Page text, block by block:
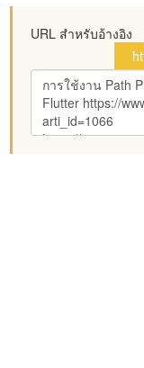
URL สำหรับอ้างอิง